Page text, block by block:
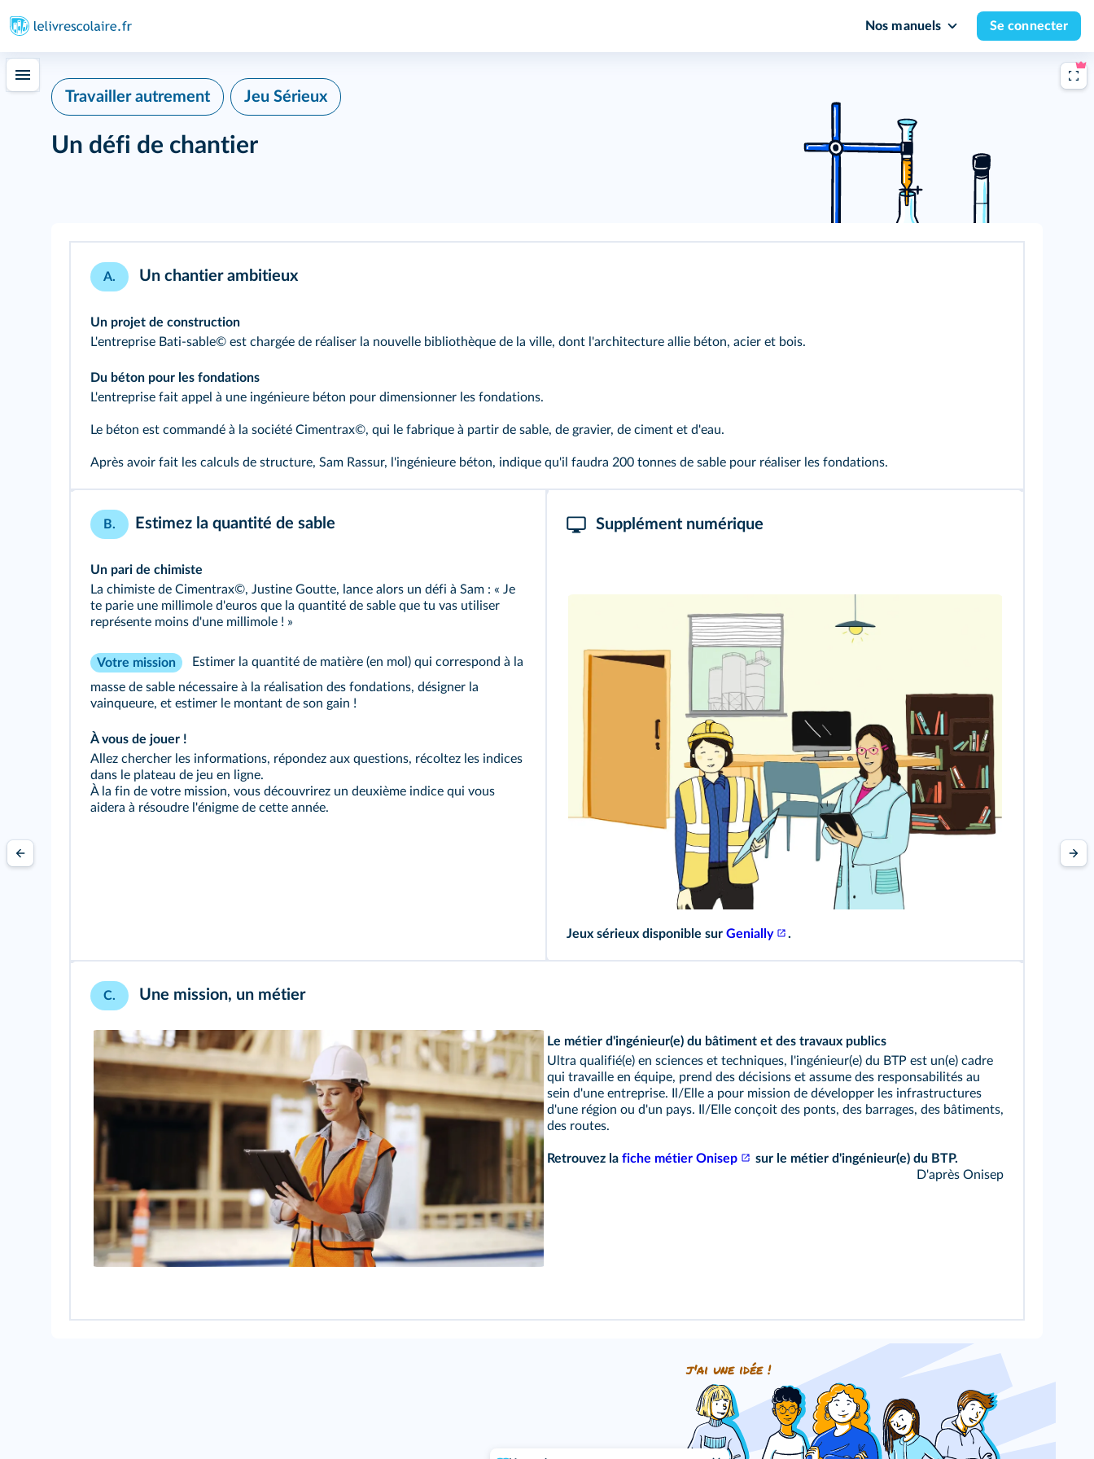
Nos manuels Se connecter
Travailler autrement Jeu Sérieux
Un défi de chantier
A. Un chantier ambitieux
Un projet de construction
L'entreprise Bati-sable© est chargée de réaliser la nouvelle bibliothèque de la ville, dont l'architecture allie béton, acier et bois.
Du béton pour les fondations
L'entreprise fait appel à une ingénieure béton pour dimensionner les fondations.
Le béton est commandé à la société Cimentrax©, qui le fabrique à partir de sable, de gravier, de ciment et d'eau.
Après avoir fait les calculs de structure, Sam Rassur, l'ingénieure béton, indique qu'il faudra 200 tonnes de sable pour réaliser les fondations.
B. Estimez la quantité de sable
Un pari de chimiste
La chimiste de Cimentrax©, Justine Goutte, lance alors un défi à Sam : « Je
te parie une millimole d'euros que la quantité de sable que tu vas utiliser
représente moins d'une millimole ! »
Votre mission
Estimer la quantité de matière (en mol) qui correspond à la
masse de sable nécessaire à la réalisation des fondations, désigner la
vainqueure, et estimer le montant de son gain !
À vous de jouer !
Allez chercher les informations, répondez aux questions, récoltez les indices
dans le plateau de jeu en ligne.
À la fin de votre mission, vous découvrirez un deuxième indice qui vous
aidera à résoudre l'énigme de cette année.
Supplément numérique
Jeux sérieux disponible sur Genially .
C. Une mission, un métier
Le métier d'ingénieur(e) du bâtiment et des travaux publics
Ultra qualifié(e) en sciences et techniques, l'ingénieur(e) du BTP est un(e) cadre
qui travaille en équipe, prend des décisions et assume des responsabilités au
sein d'une entreprise. Il/Elle a pour mission de développer les infrastructures
d'une région ou d'un pays. Il/Elle conçoit des ponts, des barrages, des bâtiments,
des routes.
Retrouvez la fiche métier Onisep
sur le métier d'ingénieur(e) du BTP.
D'après Onisep
j'ai une idée !